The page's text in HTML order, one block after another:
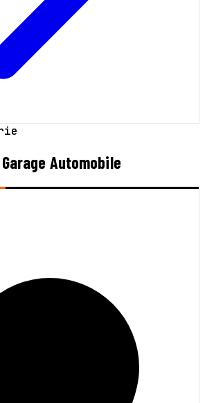
Automobile